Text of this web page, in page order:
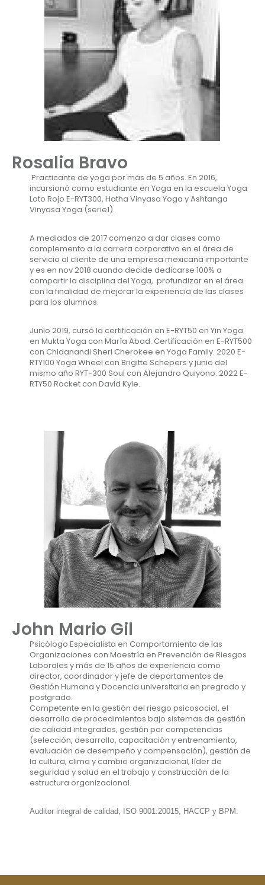
Rosalia Bravo
Practicante de yoga por más de 5 años. En 2016,
incursionó como estudiante en Yoga en la escuela Yoga
Loto Rojo E-RYT300, Hatha Vinyasa Yoga y Ashtanga
Vinyasa Yoga (serie1).
A mediados de 2017 comenzo a dar clases como
complemento a la carrera corporativa en el área de
servicio al cliente de una empresa mexicana importante
y es en nov 2018 cuando decide dedicarse 100% a
compartir la disciplina del Yoga, profundizar en el área
con la finalidad de mejorar la experiencia de las clases
para los alumnos.
Junio 2019, cursó la certificación en E-RYT50 en Yin Yoga
en Mukta Yoga con María Abad. Certificación en E-RYT500
con Chidanandi Sheri Cherokee en Yoga Family. 2020 E-
RTY100 Yoga Wheel con Brigitte Schepers y junio del
mismo año RYT-300 Soul con Alejandro Quiyono. 2022 E-
RTY50 Rocket con David Kyle.
John Mario Gil
Psicólogo Especialista en Comportamiento de las
Organizaciones con Maestría en Prevención de Riesgos
Laborales y más de 15 años de experiencia como
director, coordinador y jefe de departamentos de
Gestión Humana y Docencia universitaria en pregrado y
postgrado.
Competente en la gestión del riesgo psicosocial, el
desarrollo de procedimientos bajo sistemas de gestión
de calidad integrados, gestión por competencias
(selección, desarrollo, capacitación y entrenamiento,
evaluación de desempeño y compensación), gestión de
la cultura, clima y cambio organizacional, líder de
seguridad y salud en el trabajo y construcción de la
estructura organizacional.
Auditor integral de calidad, ISO 9001:20015, HACCP y BPM.